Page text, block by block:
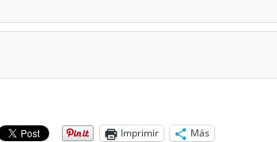
Imprimir Más